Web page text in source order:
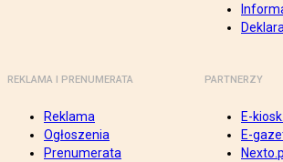
REKLAMA I PRENUMERATA
Reklama
Ogłoszenia
Prenumerata
PARTNERZY
E-
E-
Nexto.pl